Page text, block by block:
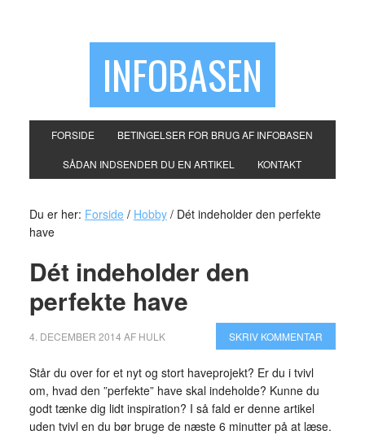
INFOBASEN
FORSIDE BETINGELSER FOR BRUG AF INFOBASEN
SÅDAN INDSENDER DU EN ARTIKEL KONTAKT
Du er her: Forside / Hobby /Dét indeholder den perfekte
have
Dét indeholder den
perfekte have
4. DECEMBER 2014 AF HULK SKRIV KOMMENTAR
Står du over for et nyt og stort haveprojekt? Er du i tvivl
om, hvad den ”perfekte” have skal indeholde? Kunne du
godt tænke dig lidt inspiration? I så fald er denne artikel
uden tvivl en du bør bruge de næste 6 minutter på at læse.